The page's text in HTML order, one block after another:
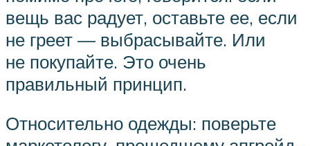
вещь вас радует, оставьте ее, если
не греет — выбрасывайте. Или
не покупайте. Это очень
правильный принцип.
Относительно одежды: поверьте